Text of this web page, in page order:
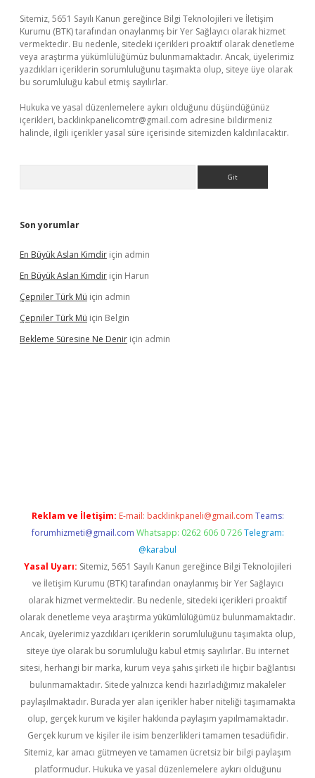
Sitemiz, 5651 Sayılı Kanun gereğince Bilgi Teknolojileri ve İletişim
Kurumu (BTK) tarafından onaylanmış bir Yer Sağlayıcı olarak hizmet
vermektedir. Bu nedenle, sitedeki içerikleri proaktif olarak denetleme
veya araştırma yükümlülüğümüz bulunmamaktadır. Ancak, üyelerimiz
yazdıkları içeriklerin sorumluluğunu taşımakta olup, siteye üye olarak
bu sorumluluğu kabul etmiş sayılırlar.
Hukuka ve yasal düzenlemelere aykırı olduğunu düşündüğünüz
içerikleri, backlinkpanelicomtr@gmail.com adresine bildirmeniz
halinde, ilgili içerikler yasal süre içerisinde sitemizden kaldırılacaktır.
Son yorumlar
En Büyük Aslan Kimdir için admin
En Büyük Aslan Kimdir için Harun
Çepniler Türk Mü için admin
Çepniler Türk Mü için Belgin
Bekleme Süresine Ne Denir için admin
Reklam ve İletişim: E-mail: backlinkpaneli@gmail.com Teams:
forumhizmeti@gmail.com Whatsapp: 0262 606 0 726 Telegram:
@karabul
Yasal Uyarı: Sitemiz, 5651 Sayılı Kanun gereğince Bilgi Teknolojileri
ve İletişim Kurumu (BTK) tarafından onaylanmış bir Yer Sağlayıcı
olarak hizmet vermektedir. Bu nedenle, sitedeki içerikleri proaktif
olarak denetleme veya araştırma yükümlülüğümüz bulunmamaktadır.
Ancak, üyelerimiz yazdıkları içeriklerin sorumluluğunu taşımakta olup,
siteye üye olarak bu sorumluluğu kabul etmiş sayılırlar. Bu internet
sitesi, herhangi bir marka, kurum veya şahıs şirketi ile hiçbir bağlantısı
bulunmamaktadır. Sitede yalnızca kendi hazırladığımız makaleler
paylaşılmaktadır. Burada yer alan içerikler haber niteliği taşımamakta
olup, gerçek kurum ve kişiler hakkında paylaşım yapılmamaktadır.
Gerçek kurum ve kişiler ile isim benzerlikleri tamamen tesadüfidir.
Sitemiz, kar amacı gütmeyen ve tamamen ücretsiz bir bilgi paylaşım
platformudur. Hukuka ve yasal düzenlemelere aykırı olduğunu